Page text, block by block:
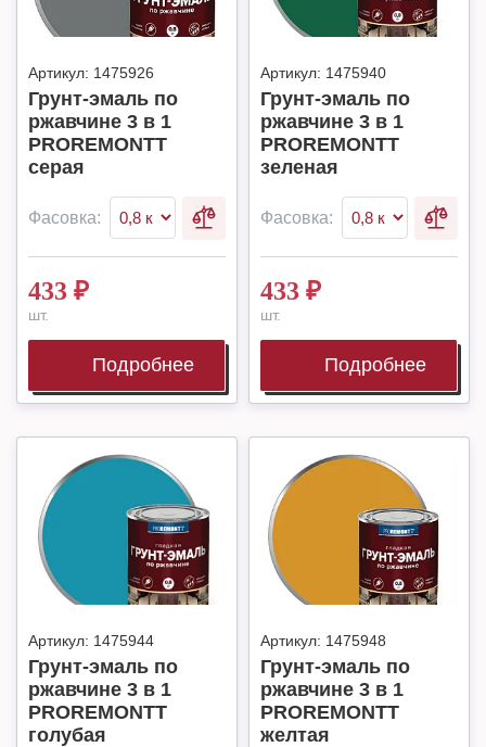
Артикул: 1475926
Грунт-эмаль по
ржавчине 3 в 1
PROREMONTT
серая
Фасовка:
433 ₽
шт.
Подробнее
Артикул: 1475940
Грунт-эмаль по
ржавчине 3 в 1
PROREMONTT
зеленая
Фасовка:
433 ₽
шт.
Подробнее
Артикул: 1475944
Грунт-эмаль по
ржавчине 3 в 1
PROREMONTT
голубая
Артикул: 1475948
Грунт-эмаль по
ржавчине 3 в 1
PROREMONTT
желтая